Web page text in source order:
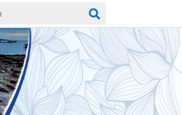
CÁC QUYẾT ĐỊNH VỀ CÔNG TÁC
CÁN BỘ
(21/07/2026)
ĐIỂM TỰA PHÁT TRIỂN KINH TẾ
CỦA THANH NIÊN XÃ CƯ M’TA
(14/07/2026)